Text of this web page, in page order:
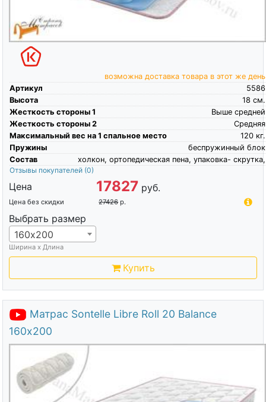
возможна доставка товара в этот же день
Артикул
5586
Высота
см.
18
Жесткость стороны 1
Выше средней
Жесткость стороны 2
Средняя
Максимальный вес на 1 спальное место
кг.
120
Пружины
беспружинный блок
Состав
холкон, ортопедическая пена, упаковка- скрутка,
Отзывы покупателей (0)
Цена 17827 руб.
Цена без скидки 27426 р.
Выбрать размер
160х200
Ширина х Длина
Купить
Матрас Sontelle Libre Roll 20 Balance
160х200